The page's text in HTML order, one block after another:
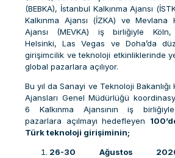
(BEBKA), İstanbul Kalkınma Ajansı
Kalkınma Ajansı (İZKA) ve Mevlana
Ajansı (MEVKA) iş birliğiyle Köln,
Helsinki, Las Vegas ve Doha’da
girişimcilik ve teknoloji etkinliklerinde
global pazarlara açılıyor.
Bu yıl da Sanayi ve Teknoloji Bakanlığı
Ajansları Genel Müdürlüğü
6 Kalkınma Ajansının iş
pazarlara açılmayı hedefleyen
Türk teknoloji girişiminin;
26-30 Ağustos